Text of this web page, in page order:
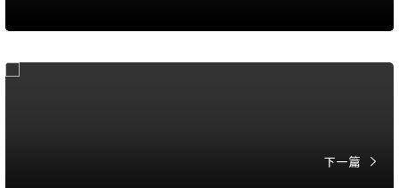
下一篇